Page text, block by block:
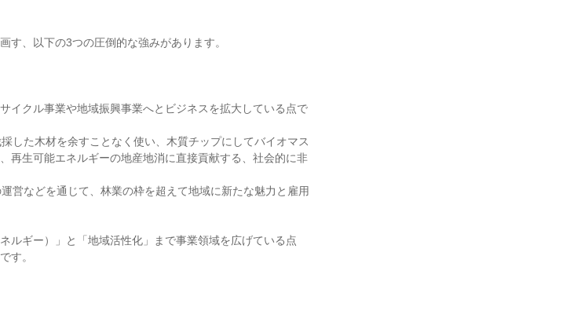
す、以下の3つの圧倒的な強みがあります。
イクル事業や地域振興事業へとビジネスを拡大している点で
した木材を余すことなく使い、木質チップにしてバイオマス
再生可能エネルギーの地産地消に直接貢献する、社会的に非
営などを通じて、林業の枠を超えて地域に新たな魅力と雇用
ルギー）」と「地域活性化」まで事業領域を広げている点
す。